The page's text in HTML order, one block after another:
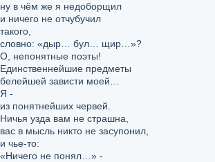
ну в чём же я недоборщил
и ничего не отчубучил
такого,
словно: «дыр… бул… щир…»?
О, непонятные поэты!
Единственнейшие предметы
белейшей зависти моей…
Я -
из понятнейших червей.
Ничья узда вам не страшна,
вас в мысль никто не засупонил,
и чье-то:
«Ничего не понял…» -